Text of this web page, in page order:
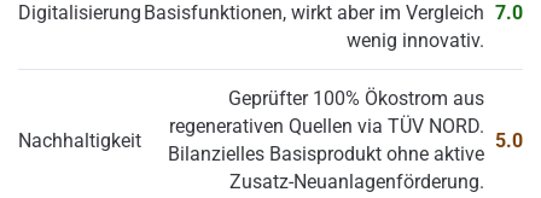
Digitalisierung Basisfunktionen, wirkt aber im Vergleich
wenig innovativ.
7.0
Nachhaltigkeit
Geprüfter 100% Ökostrom aus
regenerativen Quellen via TÜV NORD.
Bilanzielles Basisprodukt ohne aktive
Zusatz-Neuanlagenförderung.
5.0